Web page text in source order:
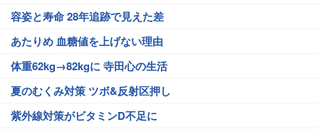
容姿と寿命 28年追跡で見えた差
あたりめ 血糖値を上げない理由
体重62kg→82kgに 寺田心の生活
夏のむくみ対策 ツボ&反射区押し
紫外線対策がビタミンD不足に